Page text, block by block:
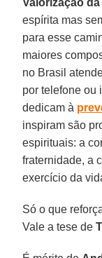
espírita mas
para esse
maiores
no Brasil
por telefone ou
dedicam à
inspiram são
espirituais: a
fraternidade, a
exercício da
Só o que
Vale a tese de